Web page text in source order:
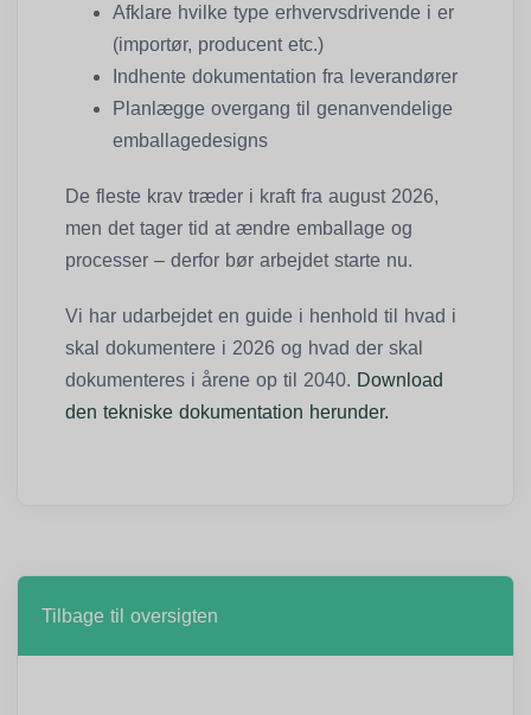
Afklare hvilke type erhvervsdrivende i er
(importør, producent etc.)
Indhente dokumentation fra leverandører
Planlægge overgang til genanvendelige
emballagedesigns
De fleste krav træder i kraft fra august 2026,
men det tager tid at ændre emballage og
processer – derfor bør arbejdet starte nu.
Vi har udarbejdet en guide i henhold til hvad i
skal dokumentere i 2026 og hvad der skal
dokumenteres i årene op til 2040. Download
den tekniske dokumentation herunder.
Tilbage til oversigten